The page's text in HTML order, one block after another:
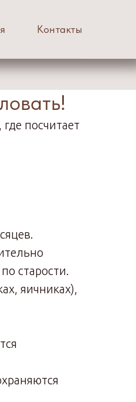
Контакты
посчитает
старости.
яичниках),